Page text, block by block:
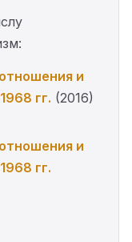
и
гг. (2016)
и
гг.